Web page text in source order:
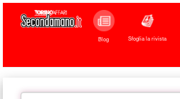
Blog Sfoglia la rivista